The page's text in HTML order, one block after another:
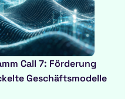
Call 7: Förderung
Geschäftsmodelle